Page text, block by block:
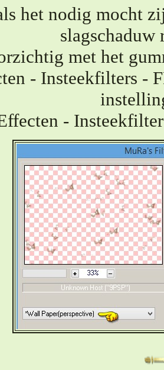
het nodig mocht
slagschaduw
met het
- Insteekfilters -
-